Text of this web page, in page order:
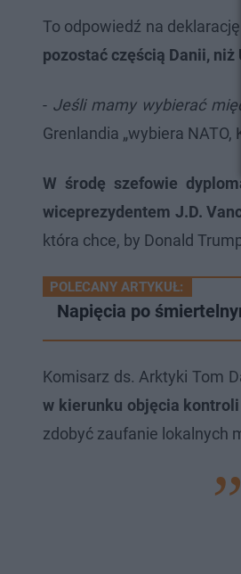
To odpowiedź na
pozostać częścią Danii, niż
- Jeśli mamy wybierać
Grenlandia „wybiera NATO,
W środę szefowie
wiceprezydentem J.D.
która chce, by Donald
POLECANY ARTYKUŁ:
Napięcia po
Komisarz ds. Arktyki Tom
w kierunku objęcia
zdobyć zaufanie lokalnych